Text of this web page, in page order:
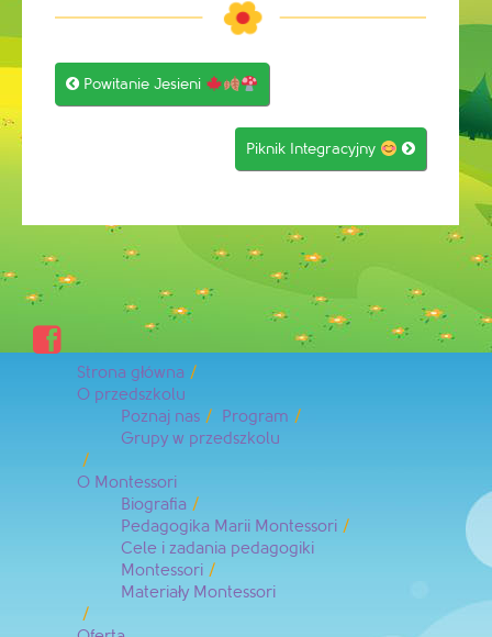
Post
 Powitanie Jesieni
Piknik Integracyjny 

Strona główna
O przedszkolu
Poznaj nas
Program
Grupy w przedszkolu
O Montessori
Biografia
Pedagogika Marii Montessori
Cele i zadania pedagogiki
Montessori
Materiały Montessori